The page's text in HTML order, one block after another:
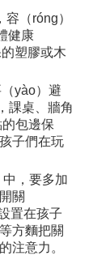
（róng）
健康
塑膠或木
yào）避
課桌、牆角
包邊保
子們在玩
，要多加
關
置在孩子
方麵把關
注意力。